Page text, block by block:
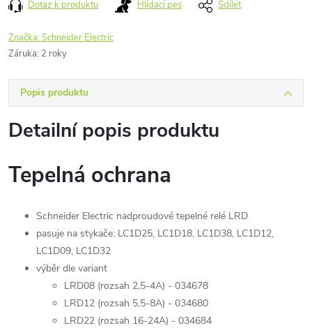
Dotaz k produktu Hlídací pes Sdílet
Značka:Schneider Electric
Záruka: 2 roky
Popis produktu
Detailní popis produktu
Tepelná ochrana
Schneider Electric nadproudové tepelné relé LRD
pasuje na stykače: LC1D25, LC1D18, LC1D38, LC1D12,
LC1D09, LC1D32
výběr dle variant
LRD08 (rozsah 2,5-4A) - 034678
LRD12 (rozsah 5,5-8A) - 034680
LRD22 (rozsah 16-24A) - 034684